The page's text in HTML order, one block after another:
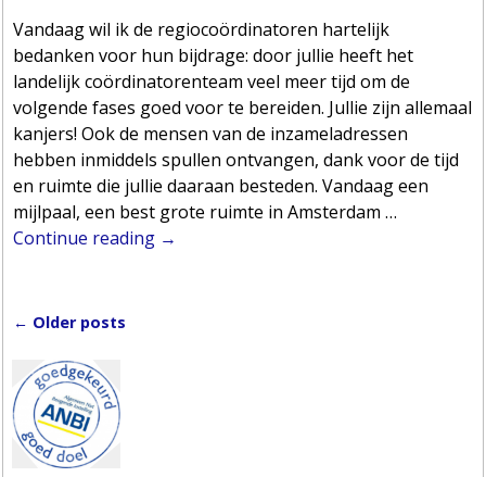
Vandaag wil ik de regiocoördinatoren hartelijk
bedanken voor hun bijdrage: door jullie heeft het
landelijk coördinatorenteam veel meer tijd om de
volgende fases goed voor te bereiden. Jullie zijn allemaal
kanjers! Ook de mensen van de inzameladressen
hebben inmiddels spullen ontvangen, dank voor de tijd
en ruimte die jullie daaraan besteden. Vandaag een
mijlpaal, een best grote ruimte in Amsterdam…
Continue reading →
← Older posts